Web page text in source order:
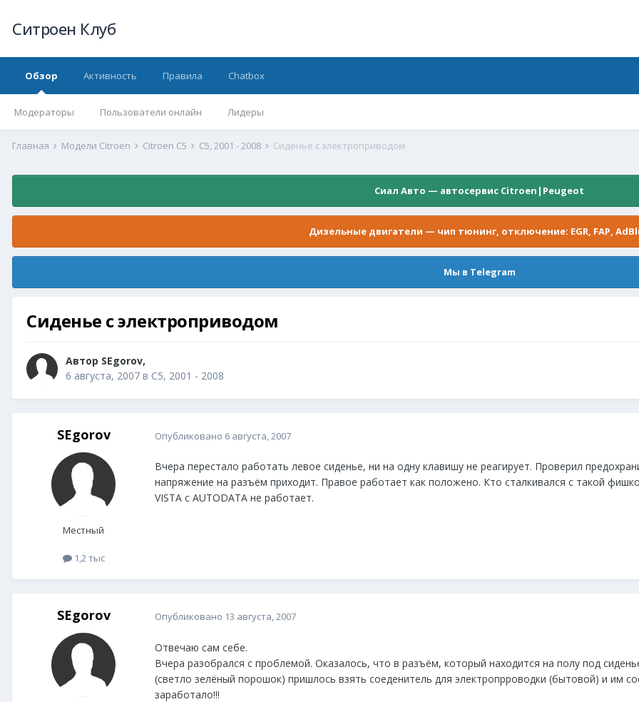
Ситроен Клуб
Обзор
Модераторы Пользователи онлайн Лидеры
Активность Правила Chatbox
Главная Модели Citroen Citroen C5 С5, 2001 - 2008 Сиденье с электроприводом
Сиал Авто — автосервис Citroen|Peugeot
Дизельные двигатели — чип тюнинг, отключение: EGR, FAP,
Мы в Telegram
Сиденье с электроприводом
Автор SEgorov,
6 августа, 2007 в С5, 2001 - 2008
SEgorov
Местный
1,2 тыс
Опубликовано 6 августа, 2007
Вчера перестало работать левое сиденье, ни на одну клавишу не реагирует. Проверил
напряжение на разъём приходит. Правое работает как положено. Кто сталкивался с такой
VISTA с AUTODATA не работает.
SEgorov Опубликовано 13 августа, 2007
Отвечаю сам себе.
Вчера разобрался с проблемой. Оказалось, что в разъём, который находится на полу под
(светло зелёный порошок) пришлось взять соеденитель для электропрроводки (бытовой) и им
заработало!!!